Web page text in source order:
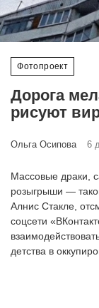
Фотопроект
Дорога
рисуют
Ольга Осипова 6
Массовые драки,
розыгрыши —
Алнис Стакле,
соцсети
детства в